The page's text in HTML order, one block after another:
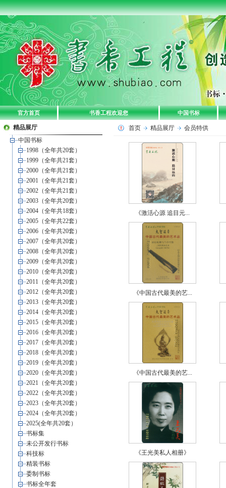
官方首页 书香工程欢迎您 中国书标
精品展厅
中国书标
1998（全年共20套）
1999（全年共21套）
2000（全年共21套）
2001（全年共21套）
2002（全年共21套）
2003（全年共20套）
2004（全年共18套）
2005（全年共22套）
2006（全年共20套）
2007（全年共20套）
2008（全年共20套）
2009（全年共20套）
2010（全年共20套）
2011（全年共20套）
2012（全年共20套）
2013（全年共20套）
2014（全年共20套）
2015（全年共20套）
2016（全年共20套）
2017（全年共20套）
2018（全年共20套）
2019（全年共20套）
2020（全年共20套）
2021（全年共20套）
2022（全年共20套）
2023（全年共20套）
2024（全年共20套）
2025(全年共20套）
书标集
未公开发行书标
科技标
精装书标
委制书标
书标全年套
首页 精品展厅 会员特供
《激活心源 追目元...
《中国古代最美的艺...
《中国古代最美的艺...
《王光美私人相册》